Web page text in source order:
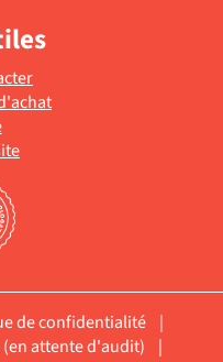
de confidentialité
|
attente d'audit)
|